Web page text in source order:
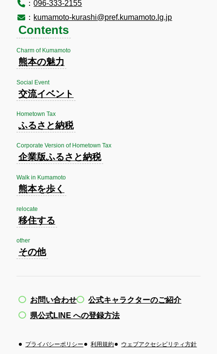
：096-333-2155
： kumamoto-kurashi@pref.kumamoto.lg.jp
Contents
Charm of Kumamoto
熊本の魅力
Social Event
交流イベント
Hometown Tax
ふるさと納税
Corporate Version of Hometown Tax
企業版ふるさと納税
Walk in Kumamoto
熊本を歩く
relocate
移住する
other
その他
お問い合わせ
公式キャラクターのご紹介
県公式LINE への登録方法
プライバシーポリシー 利用規約 ウェブアクセシビリティ方針